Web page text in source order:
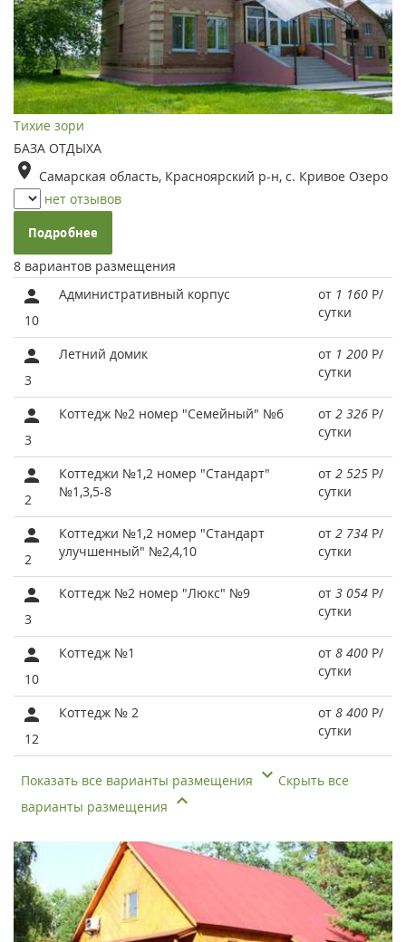
Тихие зори
БАЗА ОТДЫХА
Самарская область, Красноярский р-н, с. Кривое Озеро
нет отзывов
Подробнее
8 вариантов размещения
10
Административный корпус от 1 160 Р/
сутки
3
Летний домик от 1 200 Р/
сутки
3
Коттедж №2 номер "Семейный" №6 от 2 326 Р/
сутки
2
Коттеджи №1,2 номер "Стандарт"
№1,3,5-8
от 2 525 Р/
сутки
2
Коттеджи №1,2 номер "Стандарт
улучшенный" №2,4,10
от 2 734 Р/
сутки
3
Коттедж №2 номер "Люкс" №9 от 3 054 Р/
сутки
10
Коттедж №1 от 8 400 Р/
сутки
12
Коттедж № 2 от 8 400 Р/
сутки
Показать все варианты размещения
Скрыть все
варианты размещения